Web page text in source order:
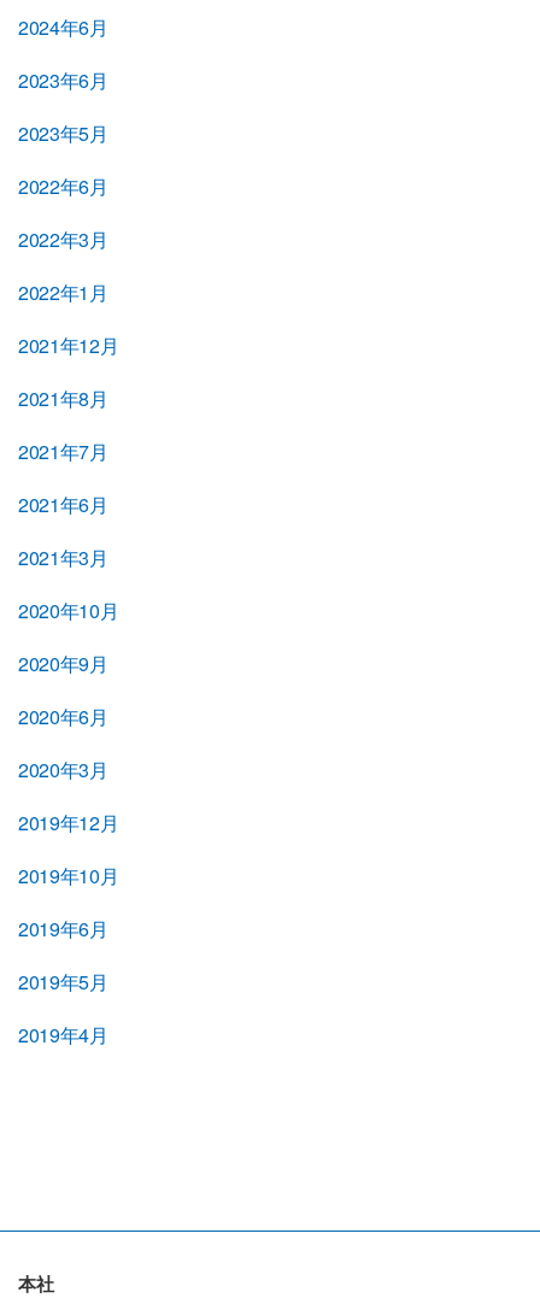
2024年6月
2023年6月
2023年5月
2022年6月
2022年3月
2022年1月
2021年12月
2021年8月
2021年7月
2021年6月
2021年3月
2020年10月
2020年9月
2020年6月
2020年3月
2019年12月
2019年10月
2019年6月
2019年5月
2019年4月
本社